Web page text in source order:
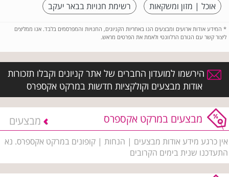
אוכל | מזון ומשקאות
רשימת חנויות בבאר יעקב
* המידע אודות ארועים ומבצעים הנו באחריות הקניונים, החנויות והמפרסמים בלבד. אנו ממליצים
ליצור קשר עם הגורם הרלוונטי ולאמת את הפרטים מראש.
הירשמו למועדון החברים של אתר קניונים וקבלו תזכורות
אודות מבצעים וקולקציות חדשות במרקט אקספרס
מבצעים במרקט אקספרס מבצעים
אין כרגע מידע אודות מבצעים | הנחות | קופונים במרקט אקספרס. נא
התעדכנו שנית בימים הקרובים